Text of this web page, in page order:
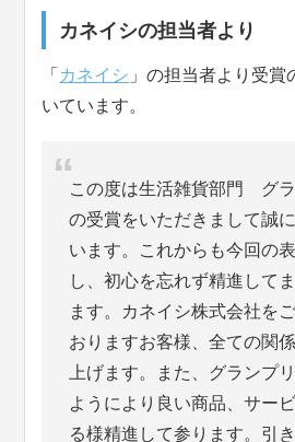
カネイシの担当者より
「 カネイシ 」の担当者より受
いています。
この度は生活雑貨部門 グラ
の受賞をいただきまして誠
います。これからも今回の
し、初心を忘れず精進して
ます。カネイシ株式会社を
おりますお客様、全ての関
上げます。また、グランプ
ようにより良い商品、サー
る様精進して参ります。引